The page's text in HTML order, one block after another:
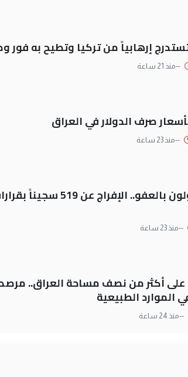
إرهابياً من تركيا وتطيح به فور
--منذ 21 ساعة
صرف الدولار في العراق
--منذ 23 ساعة
بينهم مشمولون بالعفو..
--منذ 23 ساعة
على أكثر من نصف مساحة العراق..
الموارد الطبيعية
--منذ 24 ساعة